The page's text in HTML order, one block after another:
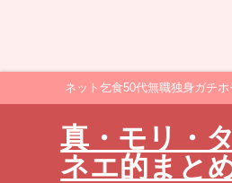
ネット乞食50代無職独身ガチ
真・モリ・
ネエ的まと